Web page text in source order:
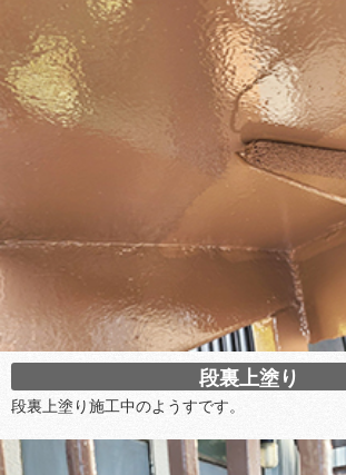
段裏上塗り
段裏上塗り施工中のようすです。